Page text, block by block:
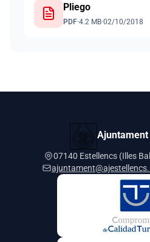
Pliego
PDF·4.2 MB·02/10/2018
Ajuntament
07140 Estellencs (Illes